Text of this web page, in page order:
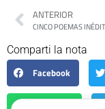
ANTERIOR
Comparti la nota
Facebook